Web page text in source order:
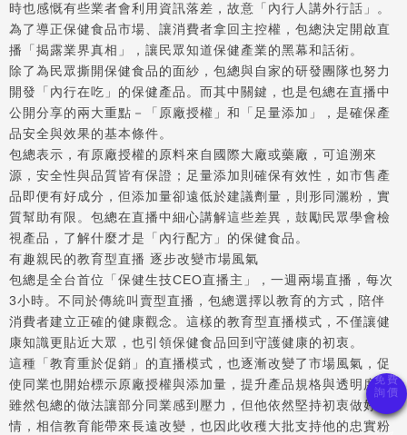
時也感慨有些業者會利用資訊落差，故意「內行人講外行話」。
為了導正保健食品市場、讓消費者拿回主控權，包總決定開啟直
播「揭露業界真相」，讓民眾知道保健產業的黑幕和話術。
除了為民眾撕開保健食品的面紗，包總與自家的研發團隊也努力
開發「內行在吃」的保健產品。而其中關鍵，也是包總在直播中
公開分享的兩大重點－「原廠授權」和「足量添加」，是確保產
品安全與效果的基本條件。
包總表示，有原廠授權的原料來自國際大廠或藥廠，可追溯來
源，安全性與品質皆有保證；足量添加則確保有效性，如市售產
品即便有好成分，但添加量卻遠低於建議劑量，則形同灑粉，實
質幫助有限。包總在直播中細心講解這些差異，鼓勵民眾學會檢
視產品，了解什麼才是「內行配方」的保健食品。
有趣親民的教育型直播 逐步改變市場風氣
包總是全台首位「保健生技CEO直播主」，一週兩場直播，每次
3小時。不同於傳統叫賣型直播，包總選擇以教育的方式，陪伴
消費者建立正確的健康觀念。這樣的教育型直播模式，不僅讓健
康知識更貼近大眾，也引領保健食品回到守護健康的初衷。
這種「教育重於促銷」的直播模式，也逐漸改變了市場風氣，促
使同業也開始標示原廠授權與添加量，提升產品規格與透明度。
雖然包總的做法讓部分同業感到壓力，但他依然堅持初衷做好事
情，相信教育能帶來長遠改變，也因此收穫大批支持他的忠實粉